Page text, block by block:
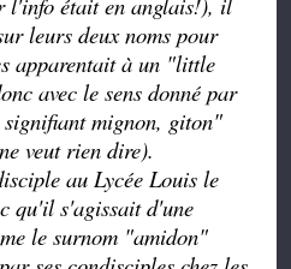
leurs deux noms pour
apparentait à un "little
avec le sens donné par
mignon, giton"
veut rien dire).
au Lycée Louis le
qu'il s'agissait d'une
le surnom "amidon"